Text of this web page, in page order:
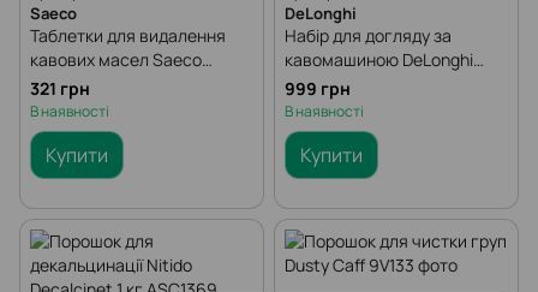
Saeco
Таблетки для видалення
кавових масел Saeco
CA6704/99 - 10 шт
321 грн
В наявності
Купити
DeLonghi
Набір для догляду за
кавомашиною DeLonghi
DLSC306
999 грн
В наявності
Купити